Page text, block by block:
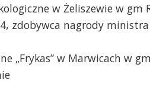
w Żeliszewie w gm
zdobywca nagrody
„Frykas” w Marwicach w